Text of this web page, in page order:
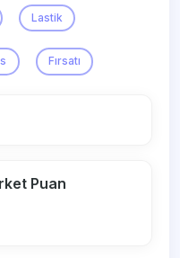
Lastik
Fırsatı
Puan